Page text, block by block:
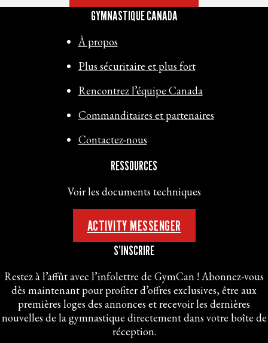
GYMNASTIQUE CANADA
À propos
Plus sécuritaire et plus fort
Rencontrez l’équipe Canada
Commanditaires et partenaires
Contactez-nous
RESSOURCES
Voir les documents techniques
ACTIVITY MESSENGER
S’INSCRIRE
Restez à l’affût avec l’infolettre de GymCan ! Abonnez-vous
dès maintenant pour profiter d’offres exclusives, être aux
premières loges des annonces et recevoir les dernières
nouvelles de la gymnastique directement dans votre boîte de
réception.